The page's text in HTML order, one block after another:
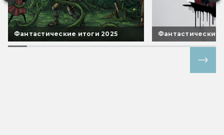
Фантастические итоги 2025 Фантастические